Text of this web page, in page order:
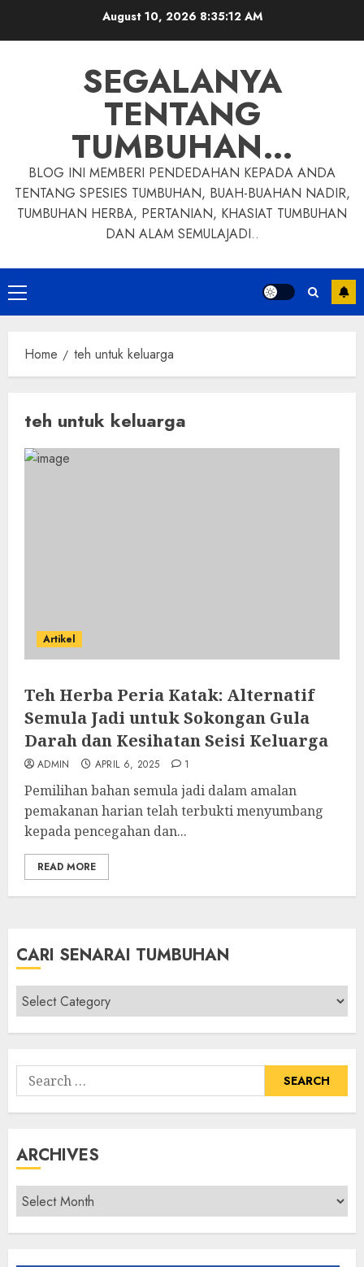
August 10, 2026 8:35:13 AM
SEGALANYA
TENTANG
TUMBUHAN…
BLOG INI MEMBERI PENDEDAHAN KEPADA ANDA
TENTANG SPESIES TUMBUHAN, BUAH-BUAHAN NADIR,
TUMBUHAN HERBA, PERTANIAN, KHASIAT TUMBUHAN
DAN ALAM SEMULAJADI..
Primary
Menu
Home teh untuk keluarga
teh untuk keluarga
Artikel
Teh Herba Peria Katak: Alternatif
Semula Jadi untuk Sokongan Gula
Darah dan Kesihatan Seisi Keluarga
ADMIN APRIL 6, 2025 1
Pemilihan bahan semula jadi dalam amalan
pemakanan harian telah terbukti menyumbang
kepada pencegahan dan...
READ MORE
CARI SENARAI TUMBUHAN
Cari
Senarai
Tumbuhan
Search
for:
ARCHIVES
Archives